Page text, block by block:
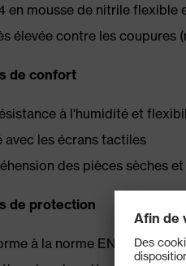
en mousse de nitrile flexible
élevée contre les coupures
de confort
à l'humidité et
les écrans tactiles
des pièces sèches
de protection
à la norme EN 388 (4 X 4